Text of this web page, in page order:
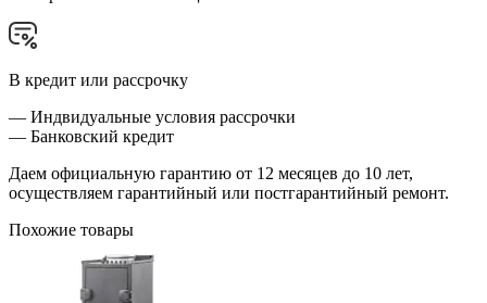
В кредит или рассрочку
— Индвидуальные условия рассрочки
— Банковский кредит
Даем официальную гарантию от 12 месяцев до 10 лет,
осуществляем гарантийный или постгарантийный ремонт.
Похожие товары